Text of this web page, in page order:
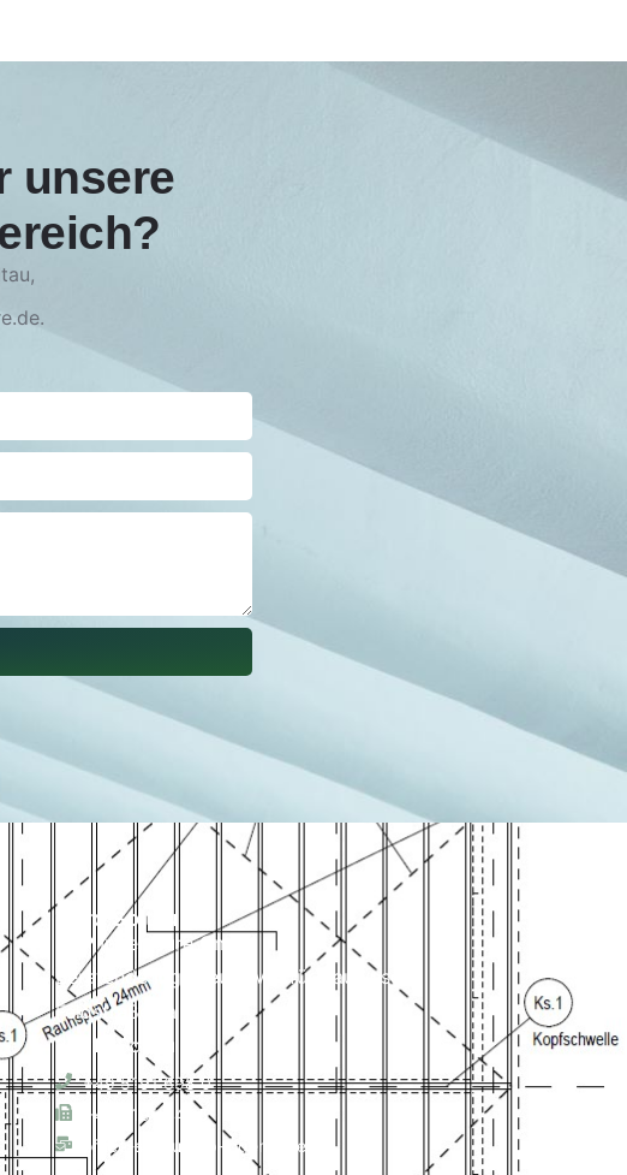
unsere
+49 5191 698 0
+49 5191 54 15
office-soltau@hp-ingenieure.de
H&P Ingenieure GmbH
Beratende Ingenieure VBI für Bauwesen
Feldstraße 7a
29614 Soltau
Büro Soltau